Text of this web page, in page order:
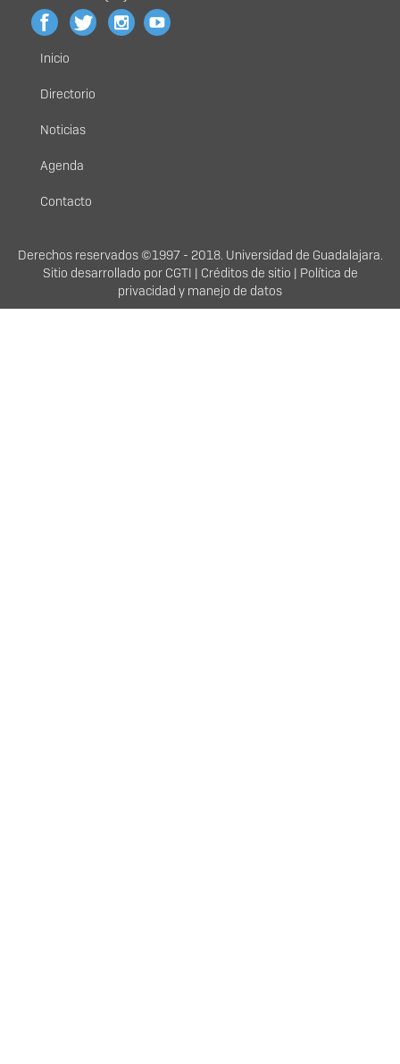
Menú
principal
Inicio
Directorio
Noticias
Agenda
Contacto
Derechos
Derechos reservados ©1997 - 2018. Universidad de Guadalajara.
Sitio desarrollado por CGTI | Créditos de sitio | Política de
privacidad y manejo de datos